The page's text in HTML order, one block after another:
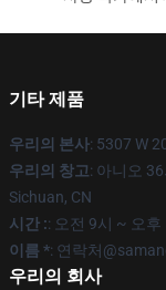
기타 제품
우리의 본사: 5307 W
우리의 창고: 아니오
Sichuan, CN
시간 :: 오전 9시 ~ 오
이름 *: 연락처
우리의 회사